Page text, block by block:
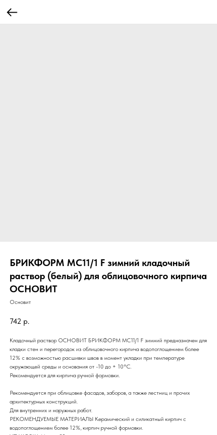
БРИКФОРМ MC11/1 F зимний кладочный
раствор (белый) для облицовочного кирпича
ОСНОВИТ
Основит
742 р.
Кладочный раствор ОСНОВИТ БРИКФОРМ МС11/1 F зимний предназначен для
кладки стен и перегородок из облицовочного кирпича водопоглощением более
12% с возможностью расшивки швов в момент укладки при температуре
окружающей среды и основания от -10 до + 10°С.
Рекомендуется для кирпича ручной формовки.
Рекомендуется при облицовке фасадов, заборов, а также лестниц и прочих
архитектурных конструкций.
Для внутренних и наружных работ.
РЕКОМЕНДУЕМЫЕ МАТЕРИАЛЫ Керамический и силикатный кирпич с
водопоглощением более 12%, кирпич ручной формовки.